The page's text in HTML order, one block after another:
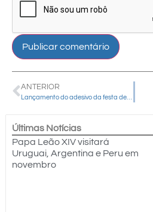
ANTERIOR
Últimas Notícias
Papa Leão XIV visitará
Uruguai, Argentina e Peru em
novembro